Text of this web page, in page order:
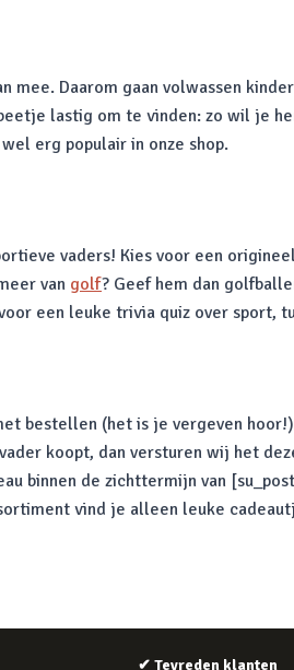
Daarom gaan volwassen
lastig om te vinden: zo wil je
erg populair in onze shop.
vaders! Kies voor een
van golf? Geef hem dan
een leuke trivia quiz over sport,
bestellen (het is je vergeven
koopt, dan versturen wij het
binnen de zichttermijn van
vind je alleen leuke
✔ Tevreden klanten